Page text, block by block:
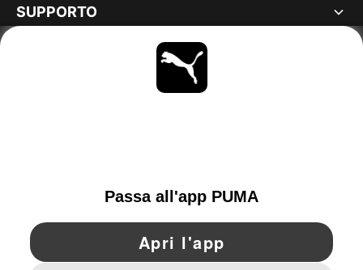
SUPPORTO
MAGGIORI INFORMAZIONI
OTTIENI TUTTI GLI AGGIORNAMENTI
YouTube Pinterest